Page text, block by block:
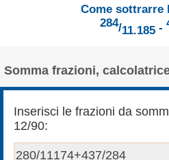
Come sottrarre
284/11.185 -
Somma frazioni,
Inserisci le frazioni da
12/90: